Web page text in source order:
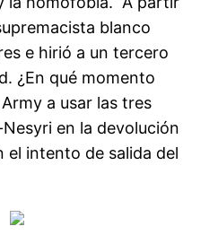
blanco
e hirió a un tercero
¿En qué momento
a usar las tres
en la devolución
el intento de salida del